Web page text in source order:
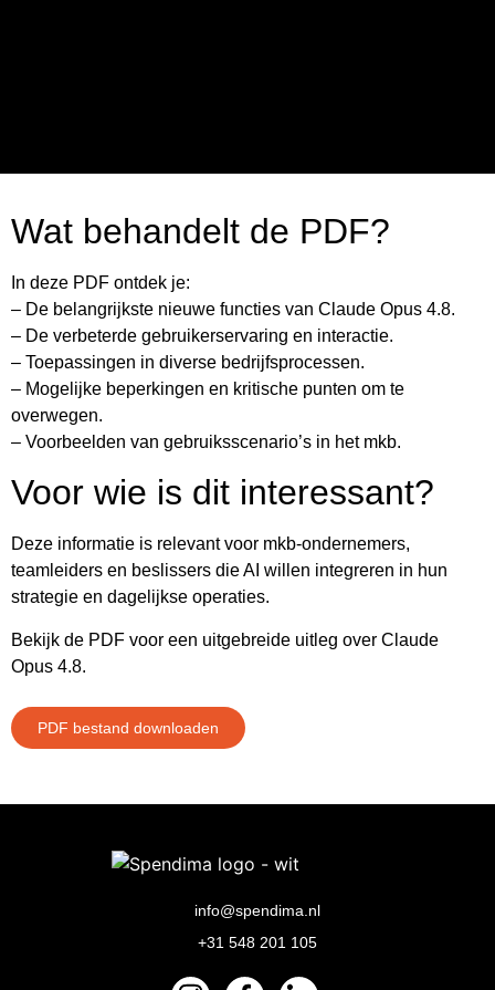
Wat behandelt de PDF?
In deze PDF ontdek je:
– De belangrijkste nieuwe functies van Claude Opus 4.8.
– De verbeterde gebruikerservaring en interactie.
– Toepassingen in diverse bedrijfsprocessen.
– Mogelijke beperkingen en kritische punten om te
overwegen.
– Voorbeelden van gebruiksscenario’s in het mkb.
Voor wie is dit interessant?
Deze informatie is relevant voor mkb-ondernemers,
teamleiders en beslissers die AI willen integreren in hun
strategie en dagelijkse operaties.
Bekijk de PDF voor een uitgebreide uitleg over Claude
Opus 4.8.
PDF bestand downloaden
info@spendima.nl
+31 548 201 105